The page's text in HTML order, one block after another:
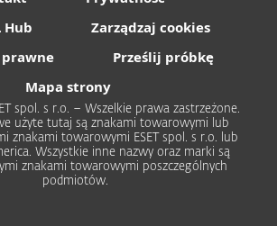
Hub
Zarządzaj cookies
Prześlij próbkę
Mapa strony
spol. s r.o. – Wszelkie prawa zastrzeżone.
użyte tutaj są znakami towarowymi lub
znakami towarowymi ESET spol. s r.o. lub
Wszystkie inne nazwy oraz marki są
znakami towarowymi poszczególnych
podmiotów.